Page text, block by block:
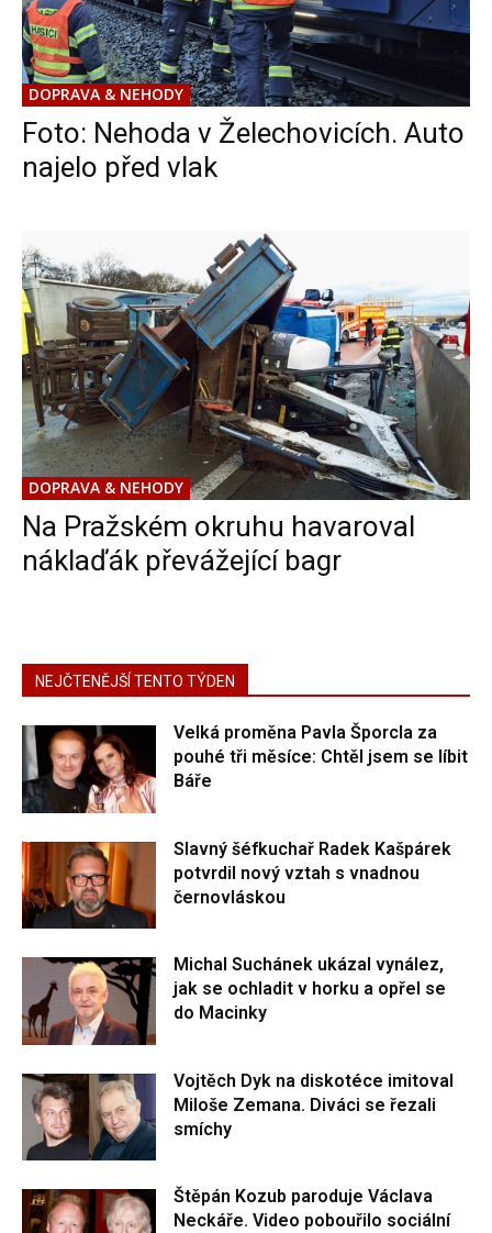
DOPRAVA & NEHODY
Foto: Nehoda v Želechovicích. Auto
najelo před vlak
DOPRAVA & NEHODY
Na Pražském okruhu havaroval
náklaďák převážející bagr
NEJČTENĚJŠÍ TENTO TÝDEN
Velká proměna Pavla Šporcla za
pouhé tři měsíce: Chtěl jsem se líbit
Báře
Slavný šéfkuchař Radek Kašpárek
potvrdil nový vztah s vnadnou
černovláskou
Michal Suchánek ukázal vynález,
jak se ochladit v horku a opřel se
do Macinky
Vojtěch Dyk na diskotéce imitoval
Miloše Zemana. Diváci se řezali
smíchy
Štěpán Kozub paroduje Václava
Neckáře. Video pobouřilo sociální